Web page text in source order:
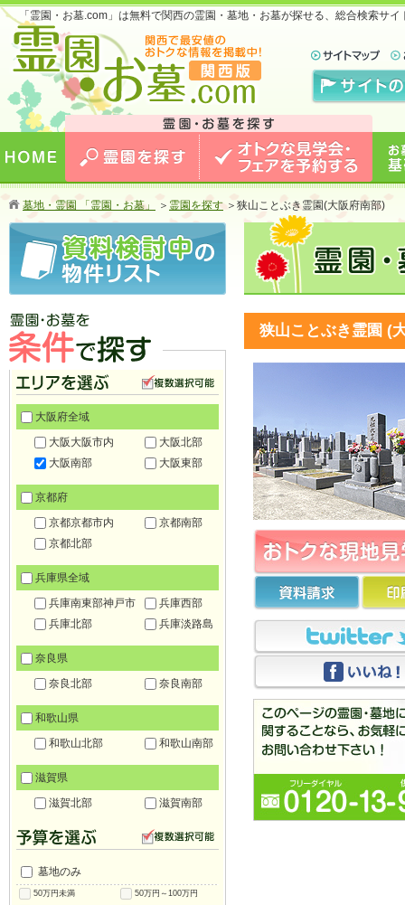
「霊園・お墓.com」は無料で関西の霊園・墓地・お墓が探せる、総合検索サ
お墓のことなら霊園・お墓.com 関西版 関西で
最安値のおトクな情報を掲載中！
する
墓地・霊園 「霊園・お墓」 ＞ 霊園を探す ＞ 狭山ことぶき霊園(大阪府南部)
狭山ことぶき霊園 (
霊園・お墓を条件で探す
大阪府全域
大阪大阪市内
大阪北部
大阪南部
大阪東部
京都府
京都京都市内
京都南部
京都北部
兵庫県全域
兵庫南東部神戸市
兵庫西部
兵庫北部
兵庫淡路島
奈良県
奈良北部
奈良南部
和歌山県
和歌山北部
和歌山南部
滋賀県
滋賀北部
滋賀南部
墓地のみ
50万円未満
50万円～100万円